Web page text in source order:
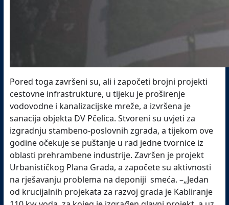
Pored toga završeni su, ali i započeti brojni projekti
cestovne infrastrukture, u tijeku je proširenje
vodovodne i kanalizacijske mreže, a izvršena je
sanacija objekta DV Pčelica. Stvoreni su uvjeti za
izgradnju stambeno-poslovnih zgrada, a tijekom ove
godine očekuje se puštanje u rad jedne tvornice iz
oblasti prehrambene industrije. Završen je projekt
Urbanističkog Plana Grada, a započete su aktivnosti
na rješavanju problema na deponiji smeća. –„Jedan
od krucijalnih projekata za razvoj grada je Kabliranje